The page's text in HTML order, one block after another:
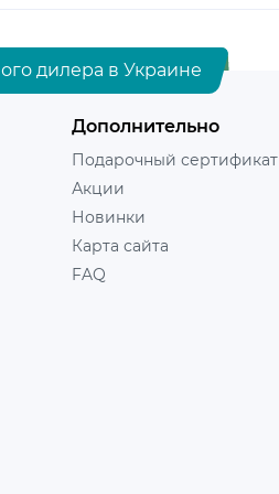
дилера в Украине
Дополнительно
Подарочный сертификат
Акции
Новинки
Карта сайта
FAQ